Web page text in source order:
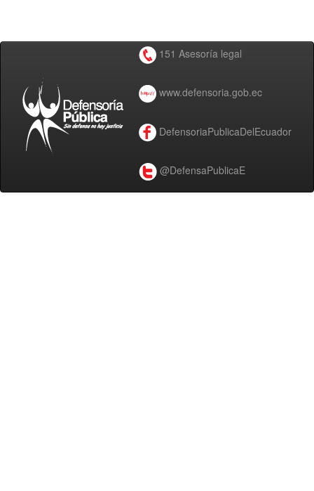
151 Asesoría legal
www.defensoria.gob.ec
DefensoriaPublicaDelEcuador
@DefensaPublicaE